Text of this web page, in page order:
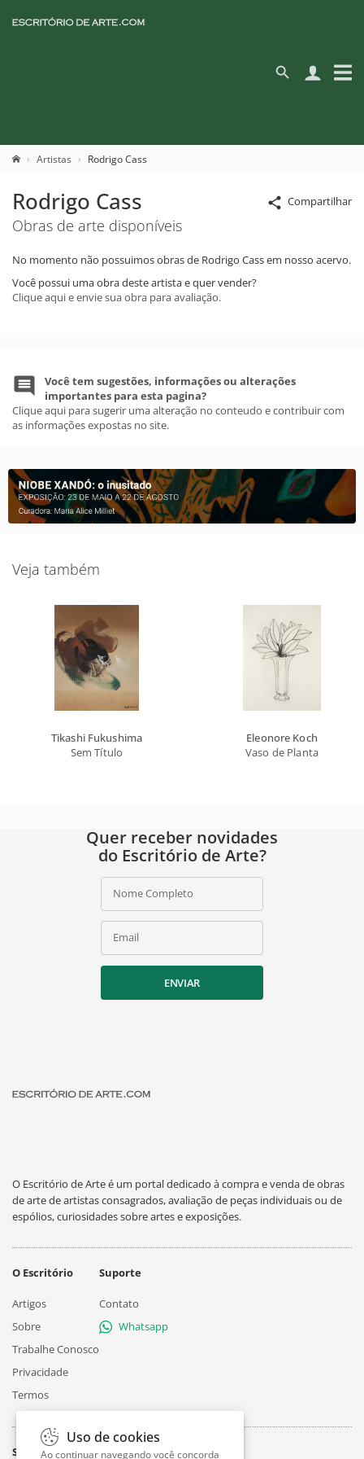
Artistas Rodrigo Cass
Compartilhar
Rodrigo Cass
Obras de arte disponíveis
No momento não possuimos obras de Rodrigo Cass em nosso acervo.
Você possui uma obra deste artista e quer vender?
Clique aqui e envie sua obra para avaliação.
Você tem sugestões, informações ou alterações
importantes para esta pagina?
Clique aqui para sugerir uma alteração no conteudo e contribuir com
as informações expostas no site.
Veja também
Tikashi Fukushima
Sem Título
Eleonore Koch
Vaso de Planta
Quer receber novidades
do Escritório de Arte?
Nome Completo
Email
ENVIAR
O Escritório de Arte é um portal dedicado à compra e venda de obras
de arte de artistas consagrados, avaliação de peças individuais ou de
espólios, curiosidades sobre artes e exposições.
O Escritório
Artigos
Sobre
Trabalhe Conosco
Privacidade
Termos
Suporte
Contato
Whatsapp
Siga
Uso de cookies
Ao continuar navegando você concorda